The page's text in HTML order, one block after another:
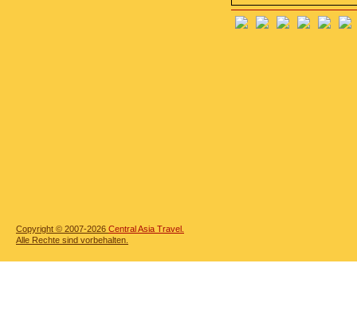
Copyright © 2007-2026 Central Asia Travel.
Alle Rechte sind vorbehalten.